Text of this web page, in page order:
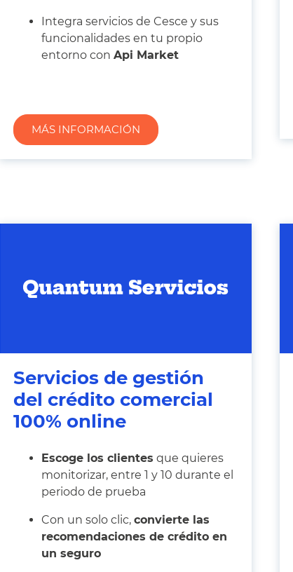
Integra servicios de Cesce y sus
funcionalidades en tu propio
entorno con Api Market
MÁS INFORMACIÓN
Servicios de gestión
del crédito comercial
100% online
Escoge los clientes que quieres
monitorizar, entre 1 y 10 durante el
periodo de prueba
Con un solo clic, convierte las
recomendaciones de crédito en
un seguro